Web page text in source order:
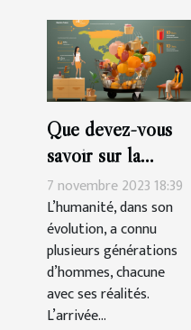
Que devez-vous
savoir sur la
génération des
Millennials ?
7 novembre 2023 18:39
L’humanité, dans son
évolution, a connu
plusieurs générations
d’hommes, chacune
avec ses réalités.
L’arrivée...